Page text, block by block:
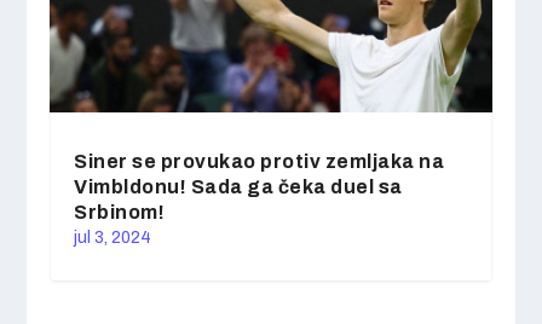
Siner se provukao protiv zemljaka na
Vimbldonu! Sada ga čeka duel sa
Srbinom!
jul 3, 2024